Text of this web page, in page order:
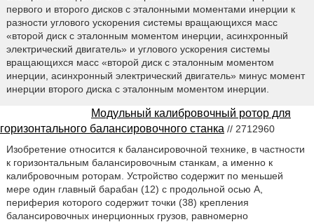
первого и второго дисков с эталонными моментами инерции к
разности углового ускорения системы вращающихся масс
«второй диск с эталонным моментом инерции, асинхронный
электрический двигатель» и углового ускорения системы
вращающихся масс «второй диск с эталонным моментом
инерции, асинхронный электрический двигатель» минус момент
инерции второго диска с эталонным моментом инерции.
Модульный калибровочный ротор для
горизонтального балансировочного станка // 2712960
Изобретение относится к балансировочной технике, в частности
к горизонтальным балансировочным станкам, а именно к
калибровочным роторам. Устройство содержит по меньшей
мере один главный барабан (12) с продольной осью А,
периферия которого содержит точки (38) крепления
балансировочных инерционных грузов, равномерно